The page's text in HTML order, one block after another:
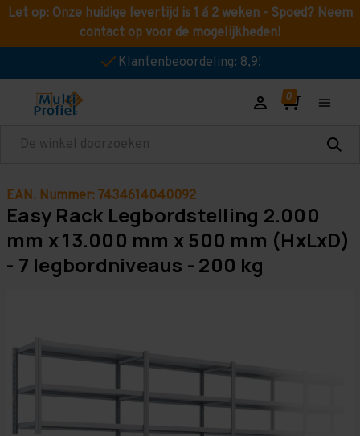
Let op: Onze huidige levertijd is 1 á 2 weken - Spoed? Neem
contact op voor de mogelijkheden!
Klantenbeoordeling: 8,9!
Zoeken
EAN. Nummer: 7434614040092
Easy Rack Legbordstelling 2.000
mm x 13.000 mm x 500 mm (HxLxD)
- 7 legbordniveaus - 200 kg